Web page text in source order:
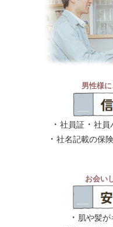
男性様
・ 社員証 ・ 社員
・ 社名記載の保
お会い
・ 肌や髪